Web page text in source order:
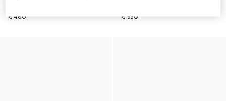
€ 480
€ 530